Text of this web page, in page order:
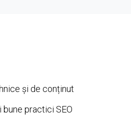
și de conținut
practici SEO